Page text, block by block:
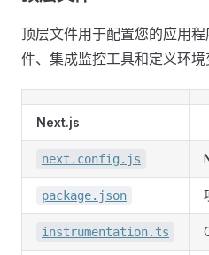
顶层文件用于配置您的应用
件、集成监控工具和定义环境
Next.js
next.config.js
package.json
instrumentation.ts